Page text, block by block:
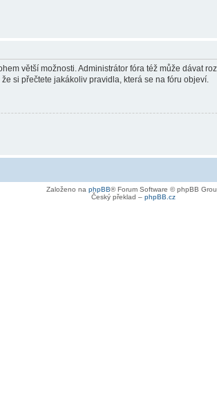
větší možnosti. Administrátor fóra též může dávat
si přečtete jakákoliv pravidla, která se na fóru objeví.
Založeno na phpBB® Forum Software © phpBB
Český překlad – phpBB.cz